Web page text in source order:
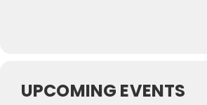
UPCOMING EVENTS